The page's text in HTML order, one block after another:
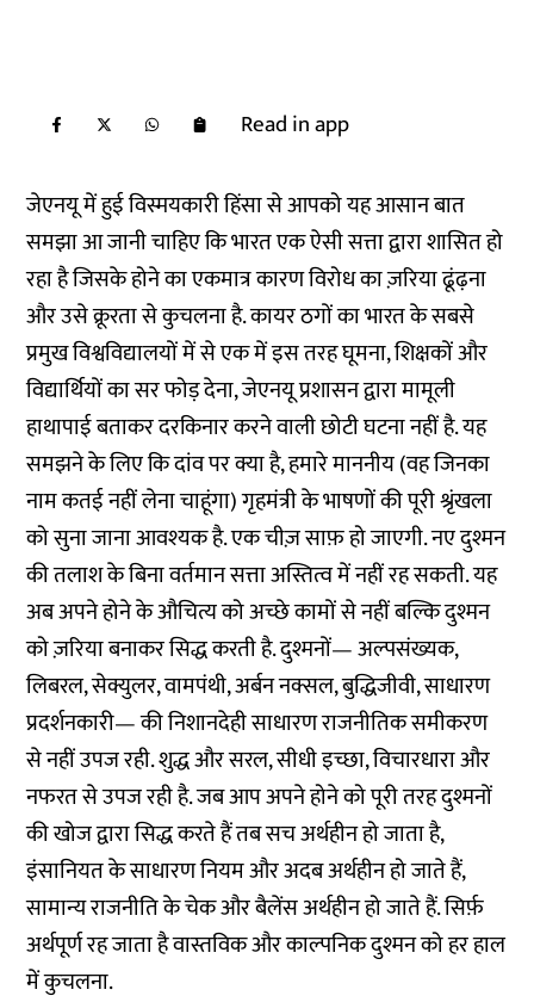
Read in app
जेएनयू में हुई विस्मयकारी हिंसा से आपको यह आसान बात
समझा आ जानी चाहिए कि भारत एक ऐसी सत्ता द्वारा शासित हो
रहा है जिसके होने का एकमात्र कारण विरोध का ज़रिया ढूंढ़ना
और उसे क्रूरता से कुचलना है. कायर ठगों का भारत के सबसे
प्रमुख विश्वविद्यालयों में से एक में इस तरह घूमना, शिक्षकों और
विद्यार्थियों का सर फोड़ देना, जेएनयू प्रशासन द्वारा मामूली
हाथापाई बताकर दरकिनार करने वाली छोटी घटना नहीं है. यह
समझने के लिए कि दांव पर क्या है, हमारे माननीय (वह जिनका
नाम कतई नहीं लेना चाहूंगा) गृहमंत्री के भाषणों की पूरी श्रृंखला
को सुना जाना आवश्यक है. एक चीज़ साफ़ हो जाएगी. नए दुश्मन
की तलाश के बिना वर्तमान सत्ता अस्तित्व में नहीं रह सकती. यह
अब अपने होने के औचित्य को अच्छे कामों से नहीं बल्कि दुश्मन
को ज़रिया बनाकर सिद्ध करती है. दुश्मनों— अल्पसंख्यक,
लिबरल, सेक्युलर, वामपंथी, अर्बन नक्सल, बुद्धिजीवी, साधारण
प्रदर्शनकारी— की निशानदेही साधारण राजनीतिक समीकरण
से नहीं उपज रही. शुद्ध और सरल, सीधी इच्छा, विचारधारा और
नफरत से उपज रही है. जब आप अपने होने को पूरी तरह दुश्मनों
की खोज द्वारा सिद्ध करते हैं तब सच अर्थहीन हो जाता है,
इंसानियत के साधारण नियम और अदब अर्थहीन हो जाते हैं,
सामान्य राजनीति के चेक और बैलेंस अर्थहीन हो जाते हैं. सिर्फ़
अर्थपूर्ण रह जाता है वास्तविक और काल्पनिक दुश्मन को हर हाल
में कुचलना.